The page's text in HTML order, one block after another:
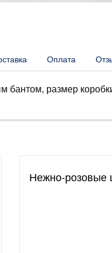
Оплата
бантом, размер
Нежно-